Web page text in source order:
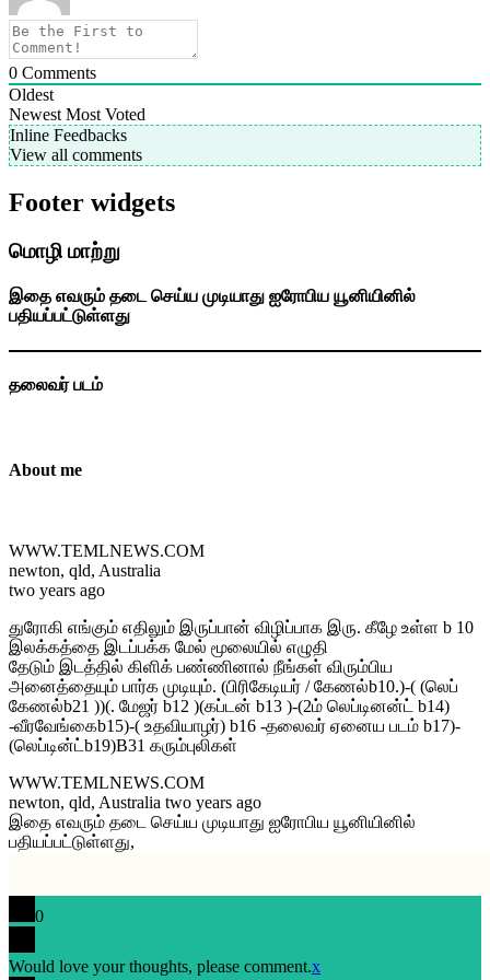
0 Comments
Oldest
Newest Most Voted
Inline Feedbacks
View all comments
Footer widgets
மொழி மாற்று
இதை எவரும் தடை செய்ய முடியாது ஐரோபிய யூனியினில்
பதியப்பட்டுள்ளது
தலைவர் படம்
About me
WWW.TEMLNEWS.COM
newton, qld, Australia
two years ago
துரோகி எங்கும் எதிலும் இருப்பான் விழிப்பாக இரு. கீழே உள்ள b 10
இலக்கத்தை இடப்பக்க மேல் மூலையில் எழுதி
தேடும் இடத்தில் கிளிக் பண்ணினால் நீங்கள் விரும்பிய
அனைத்தையும் பார்க முடியும். (பிரிகேடியர் / கேணல்b10.)-( (லெப்
கேணல்b21 ))(. மேஜர் b12 )(கப்டன் b13 )-(2ம் லெப்டினன்ட் b14)
-வீரவேங்கைb15)-( உதவியாழர்) b16 -தலைவர் ஏனைய படம் b17)-
(லெப்டின்ட்b19)B31 கரும்புலிகள்
WWW.TEMLNEWS.COM
newton, qld, Australia two years ago
இதை எவரும் தடை செய்ய முடியாது ஐரோபிய யூனியினில்
பதியப்பட்டுள்ளது,
0
Would love your thoughts, please comment.x